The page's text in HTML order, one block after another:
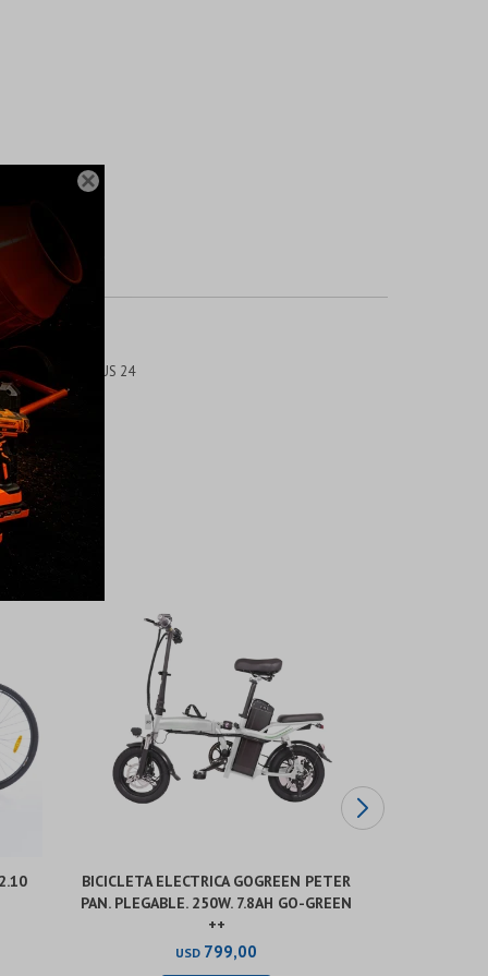

SHIMANO ALTUS 24
BICICLETA ELECTRICA GOGREEN PETER
PAN. PLEGABLE. 250W. 7.8AH GO-GREEN
++
USD 799,00